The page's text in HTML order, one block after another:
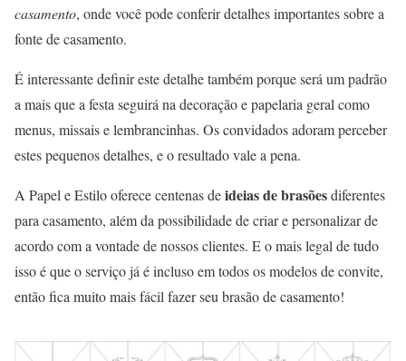
casamento, onde você pode conferir detalhes importantes sobre a
fonte de casamento.
É interessante definir este detalhe também porque será um padrão
a mais que a festa seguirá na decoração e papelaria geral como
menus, missais e lembrancinhas. Os convidados adoram perceber
estes pequenos detalhes, e o resultado vale a pena.
A Papel e Estilo oferece centenas deideias de brasõesdiferentes
para casamento, além da possibilidade de criar e personalizar de
acordo com a vontade de nossos clientes. E o mais legal de tudo
isso é que o serviço já é incluso em todos os modelos de convite,
então fica muito mais fácil fazer seu brasão de casamento!